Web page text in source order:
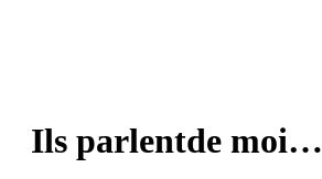
Ils parlentde moi…